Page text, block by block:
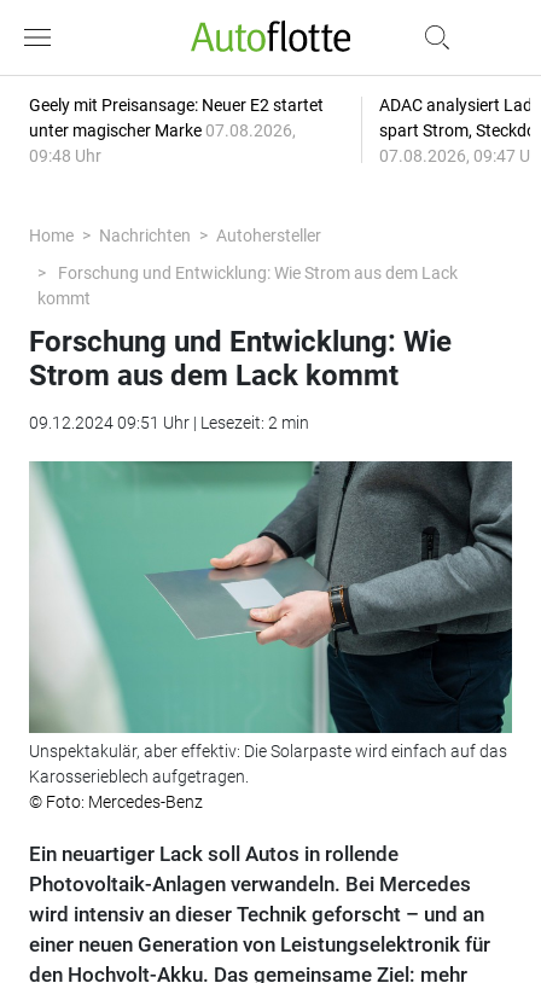
Geely mit Preisansage: Neuer E2 startet
unter magischer Marke 07.08.2026,
09:48 Uhr
ADAC analysiert
spart Strom,
07.08.2026, 09:47
Home Nachrichten
Autohersteller
Forschung und Entwicklung: Wie Strom aus dem Lack
kommt
Forschung und Entwicklung: Wie
Strom aus dem Lack kommt
09.12.2024 09:51 Uhr | Lesezeit: 2 min
Unspektakulär, aber effektiv: Die Solarpaste wird einfach auf das
Karosserieblech aufgetragen.
© Foto: Mercedes-Benz
Ein neuartiger Lack soll Autos in rollende
Photovoltaik-Anlagen verwandeln. Bei Mercedes
wird intensiv an dieser Technik geforscht – und an
einer neuen Generation von Leistungselektronik für
den Hochvolt-Akku. Das gemeinsame Ziel: mehr